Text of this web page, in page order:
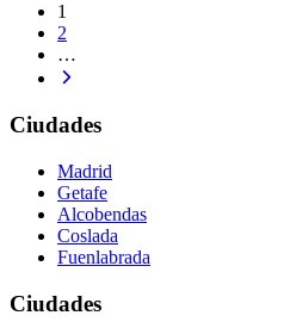
1
2
…
Ciudades
Madrid
Getafe
Alcobendas
Coslada
Fuenlabrada
Ciudades